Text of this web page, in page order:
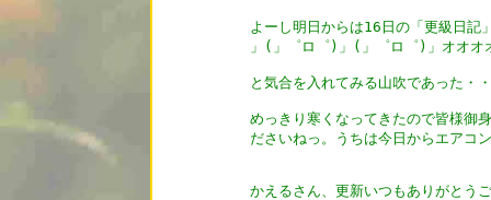
よーし明日からは16日の「更級日
」(」゜ロ゜)」(」゜ロ゜)」オオオ
と気合を入れてみる山吹であった・
めっきり寒くなってきたので皆様御
ださいねっ。うちは今日からエア
かえるさん、更新いつもありがとう